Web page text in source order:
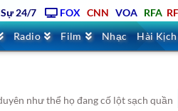
24/7 FOX CNN VOA RFA
Radio Film Nhạc Hài Kịch
như thể họ đang cố lột sạch quần